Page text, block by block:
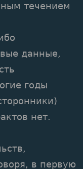
течением
данные,
годы
нет.
в первую